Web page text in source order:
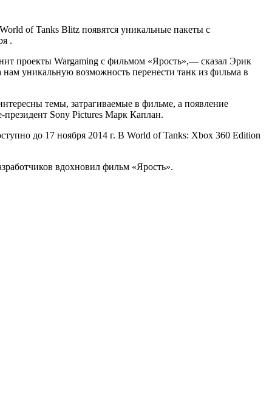
of Tanks Blitz появятся уникальные пакеты с
.
проекты Wargaming с фильмом «Ярость»,— сказал Эрик
уникальную возможность перенести танк из фильма в
темы, затрагиваемые в фильме, а появление
президент Sony Pictures Марк Каплан.
до 17 ноября 2014 г. В World of Tanks: Xbox 360 Edition
вдохновил фильм «Ярость».